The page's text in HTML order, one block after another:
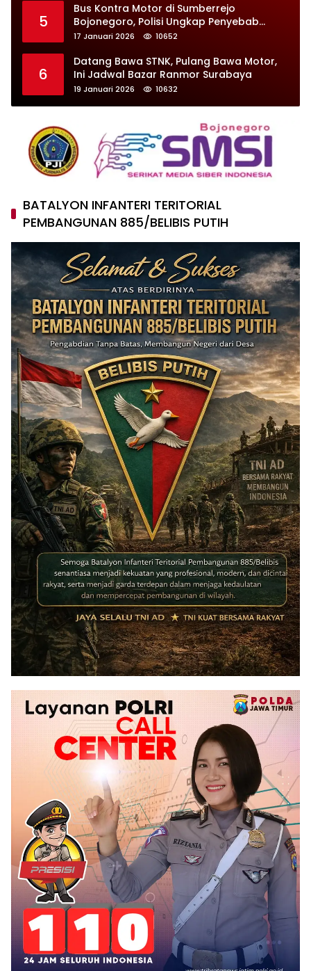
5
Bus Kontra Motor di Sumberrejo
Bojonegoro, Polisi Ungkap Penyebab
Kecelakaan
17 Januari 2026 10652
6
Datang Bawa STNK, Pulang Bawa Motor,
Ini Jadwal Bazar Ranmor Surabaya
19 Januari 2026 10632
BATALYON INFANTERI TERITORIAL
PEMBANGUNAN 885/BELIBIS PUTIH